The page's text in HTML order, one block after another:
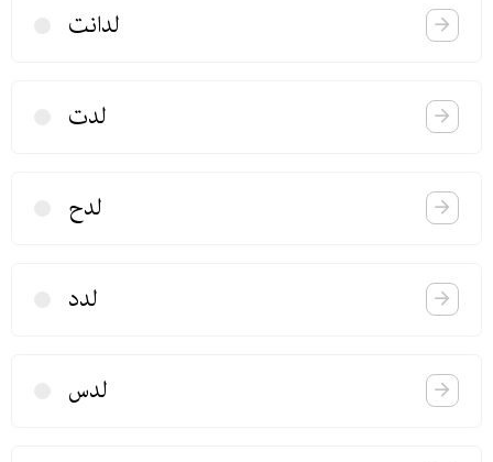
لدانت
لدت
لدح
لدد
لدس